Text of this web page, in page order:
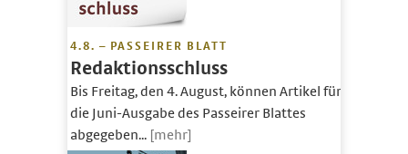
4.8. – PASSEIRER BLATT
Redaktionsschluss
Bis Freitag, den 4. August, können Artikel für
die Juni-Ausgabe des Passeirer Blattes
abgegeben... [mehr]